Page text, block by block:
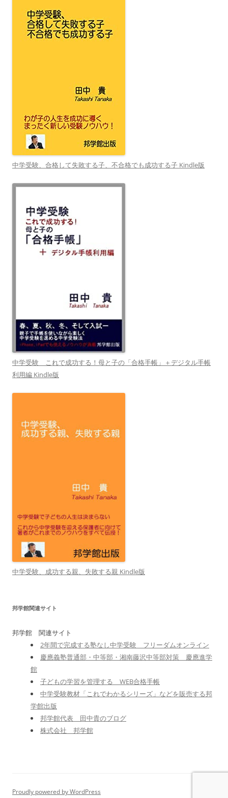
中学受験、合格して失敗する子、不合格でも成功する子 Kindle版
中学受験 これで成功する！母と子の「合格手帳」＋デジタル手帳
利用編 Kindle版
中学受験、成功する親、失敗する親 Kindle版
邦学館関連サイト
邦学館 関連サイト
2年間で完成する塾なし中学受験 フリーダムオンライン
慶應義塾普通部・中等部・湘南藤沢中等部対策 慶應進学
館
子どもの学習を管理する WEB合格手帳
中学受験教材「これでわかるシリーズ」などを販売する邦
学館出版
邦学館代表 田中貴のブログ
株式会社 邦学館
Proudly powered by WordPress